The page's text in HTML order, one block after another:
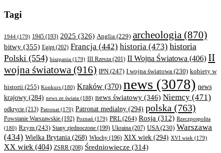
Tagi
1944 (179) 1945 (193) 2025 (326) Anglia (229) archeologia (870)
bitwy (355) Egipt(202) Francja (442) historia (473) historia
Polski (554) hiszpania (179) III Rzesza (201) II Wojna Światowa (406) II
wojna światowa (916) IPN (247) I wojna światowa (230) kobiety w
historii (255) Konkurs (180) Kraków (370) news (3078) news
krajowy (284) news ze świata (188) news światowy (346) Niemcy (471)
odkrycie (213) Patronat (170) Patronat medialny (294) polska (763)
Powstanie Warszawskie (192) Poznań (179) PRL(264) Rosja (312) Rzeczpospolita
(180) Rzym (243) Stany zjednoczone (199) Ukraina (207) USA(230) Warszawa
(434) Wielka Brytania (268) Włochy (196) XIX wiek (294) XVI wiek (179)
XX wiek (404) ZSRR (208) Średniowiecze (314)